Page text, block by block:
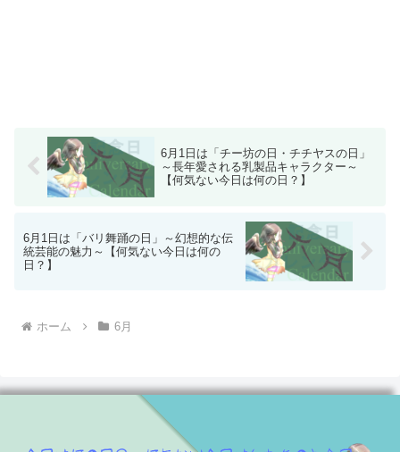
6月1日は「チー坊の日・チチヤスの日」
～長年愛される乳製品キャラクター～
【何気ない今日は何の日？】
6月1日は「バリ舞踊の日」～幻想的な伝
統芸能の魅力～【何気ない今日は何の
日？】
ホーム 6月